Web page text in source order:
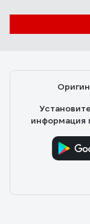
информация